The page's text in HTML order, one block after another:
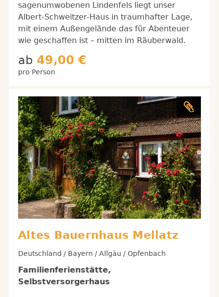
sagenumwobenen Lindenfels liegt unser
Albert-Schweitzer-Haus in traumhafter Lage,
mit einem Außengelände das für Abenteuer
wie geschaffen ist – mitten im Räuberwald.
ab 49,00 €
pro Person
Altes Bauernhaus Mellatz
Deutschland / Bayern / Allgäu / Opfenbach
Familienferienstätte,
Selbstversorgerhaus